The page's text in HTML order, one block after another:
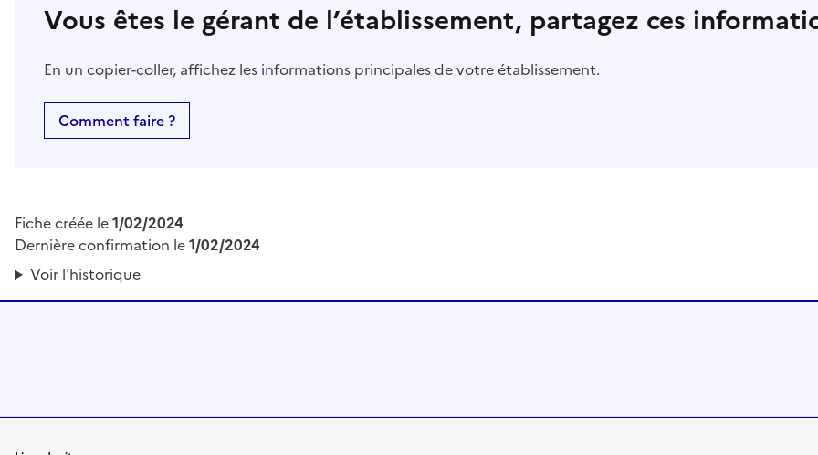
Vous êtes le gérant de l’établissement, partagez ces
En un copier-coller, affichez les informations principales de votre établissement.
Comment faire ?
Fiche créée le1/02/2024
Dernière confirmation le1/02/2024
Voir l'historique